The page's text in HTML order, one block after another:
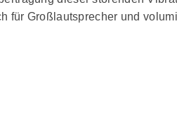
für Großlautsprecher und